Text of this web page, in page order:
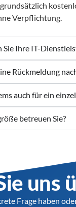
Verpflichtung.
Sie Ihre IT-
Rückmeldung
auch für ein
betreuen Sie?
uns
Frage haben